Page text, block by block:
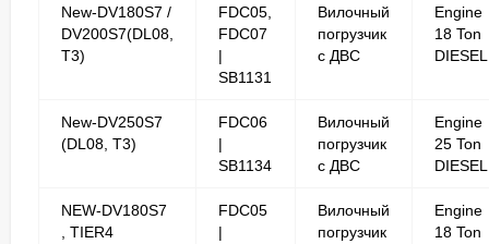
New-DV180S7 /
DV200S7(DL08,
T3)
FDC05,
FDC07
|
SB1131
Вилочный
погрузчик
с ДВС
Engine
18 Ton
DIESEL
New-DV250S7
(DL08, T3)
FDC06
|
SB1134
Вилочный
погрузчик
с ДВС
Engine
25 Ton
DIESEL
NEW-DV180S7
, TIER4
FDC05
|
Вилочный
погрузчик
Engine
18 Ton